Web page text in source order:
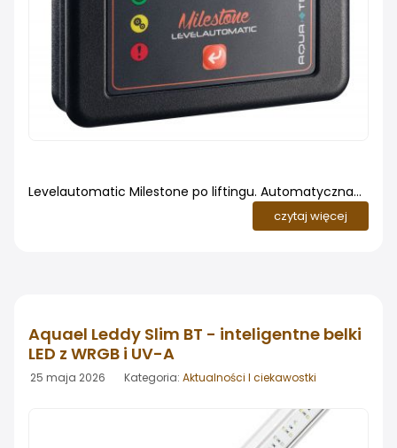
Levelautomatic Milestone po liftingu. Automatyczna
dolewka Levelautomatic Milestone marki Aqua Trend
przeszła odświeżenie. Producent zmienił panel
czytaj więcej
Aquael Leddy Slim BT - inteligentne belki
LED z WRGB i UV-A
25 maja 2026 Kategoria: Aktualności I ciekawostki